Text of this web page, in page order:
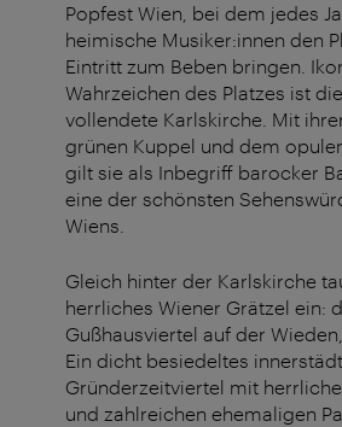
Popfest Wien, bei dem jedes
heimische Musiker:innen den
Eintritt zum Beben bringen.
Wahrzeichen des Platzes ist
vollendete Karlskirche. Mit
grünen Kuppel und dem
gilt sie als Inbegriff barocker
eine der schönsten
Wiens.
Gleich hinter der Karlskirche
herrliches Wiener Grätzel ein:
Gußhausviertel auf der
Ein dicht besiedeltes
Gründerzeitviertel mit
und zahlreichen ehemaligen